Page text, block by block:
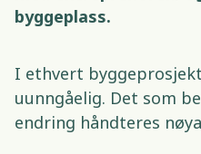
byggeplass.
I ethvert
uunngåelig. Det som
endring håndteres